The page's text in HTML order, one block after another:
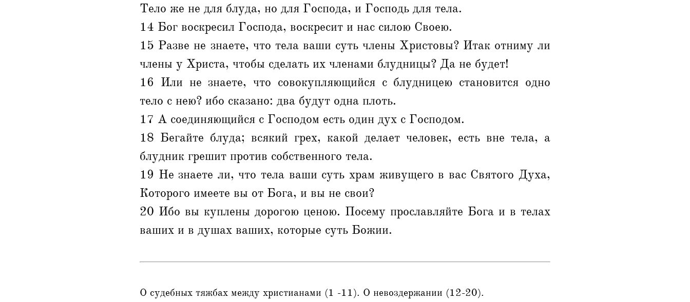
Тело же не для блуда, но для Господа, и Господь для тела.
14 Бог воскресил Господа, воскресит и нас силою Своею.
15 Разве не знаете, что тела ваши суть члены Христовы? Итак отниму ли
члены у Христа, чтобы сделать их членами блудницы? Да не будет!
16 Или не знаете, что совокупляющийся с блудницею становится одно
тело с нею? ибо сказано: два будут одна плоть.
17 А соединяющийся с Господом есть один дух с Господом.
18 Бегайте блуда; всякий грех, какой делает человек, есть вне тела, а
блудник грешит против собственного тела.
19 Не знаете ли, что тела ваши суть храм живущего в вас Святого Духа,
Которого имеете вы от Бога, и вы не свои?
20 Ибо вы куплены дорогою ценою. Посему прославляйте Бога и в телах
ваших и в душах ваших, которые суть Божии.
О судебных тяжбах между христианами (1 -11). О невоздержании (12-20).